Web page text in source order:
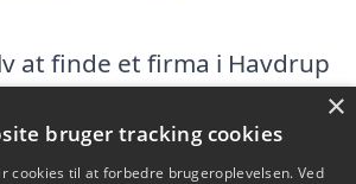
at finde et firma i Havdrup
tjek oversigten herunder.
×
bruger tracking cookies
cookies til at forbedre brugeroplevelsen. Ved